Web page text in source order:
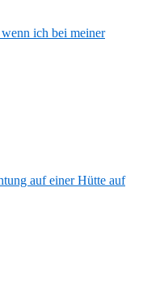
ich bei meiner
auf einer Hütte auf